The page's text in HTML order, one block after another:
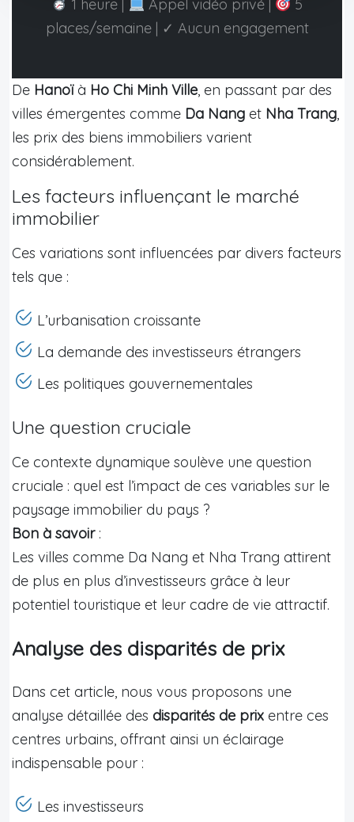
1 heure | Appel vidéo privé |
5
places/semaine | ✓ Aucun engagement
De Hanoïà Ho Chi Minh Ville, en passant par des
villes émergentes comme Da Nang et Nha Trang,
les prix des biens immobiliers varient
considérablement.
Les facteurs influençant le marché
immobilier
Ces variations sont influencées par divers facteurs
tels que :
L’urbanisation croissante
La demande des investisseurs étrangers
Les politiques gouvernementales
Une question cruciale
Ce contexte dynamique soulève une question
cruciale : quel est l’impact de ces variables sur le
paysage immobilier du pays ?
Bon à savoir:
Les villes comme Da Nang et Nha Trang attirent
de plus en plus d’investisseurs grâce à leur
potentiel touristique et leur cadre de vie attractif.
Analyse des disparités de prix
Dans cet article, nous vous proposons une
analyse détaillée des disparités de prix entre ces
centres urbains, offrant ainsi un éclairage
indispensable pour :
Les investisseurs